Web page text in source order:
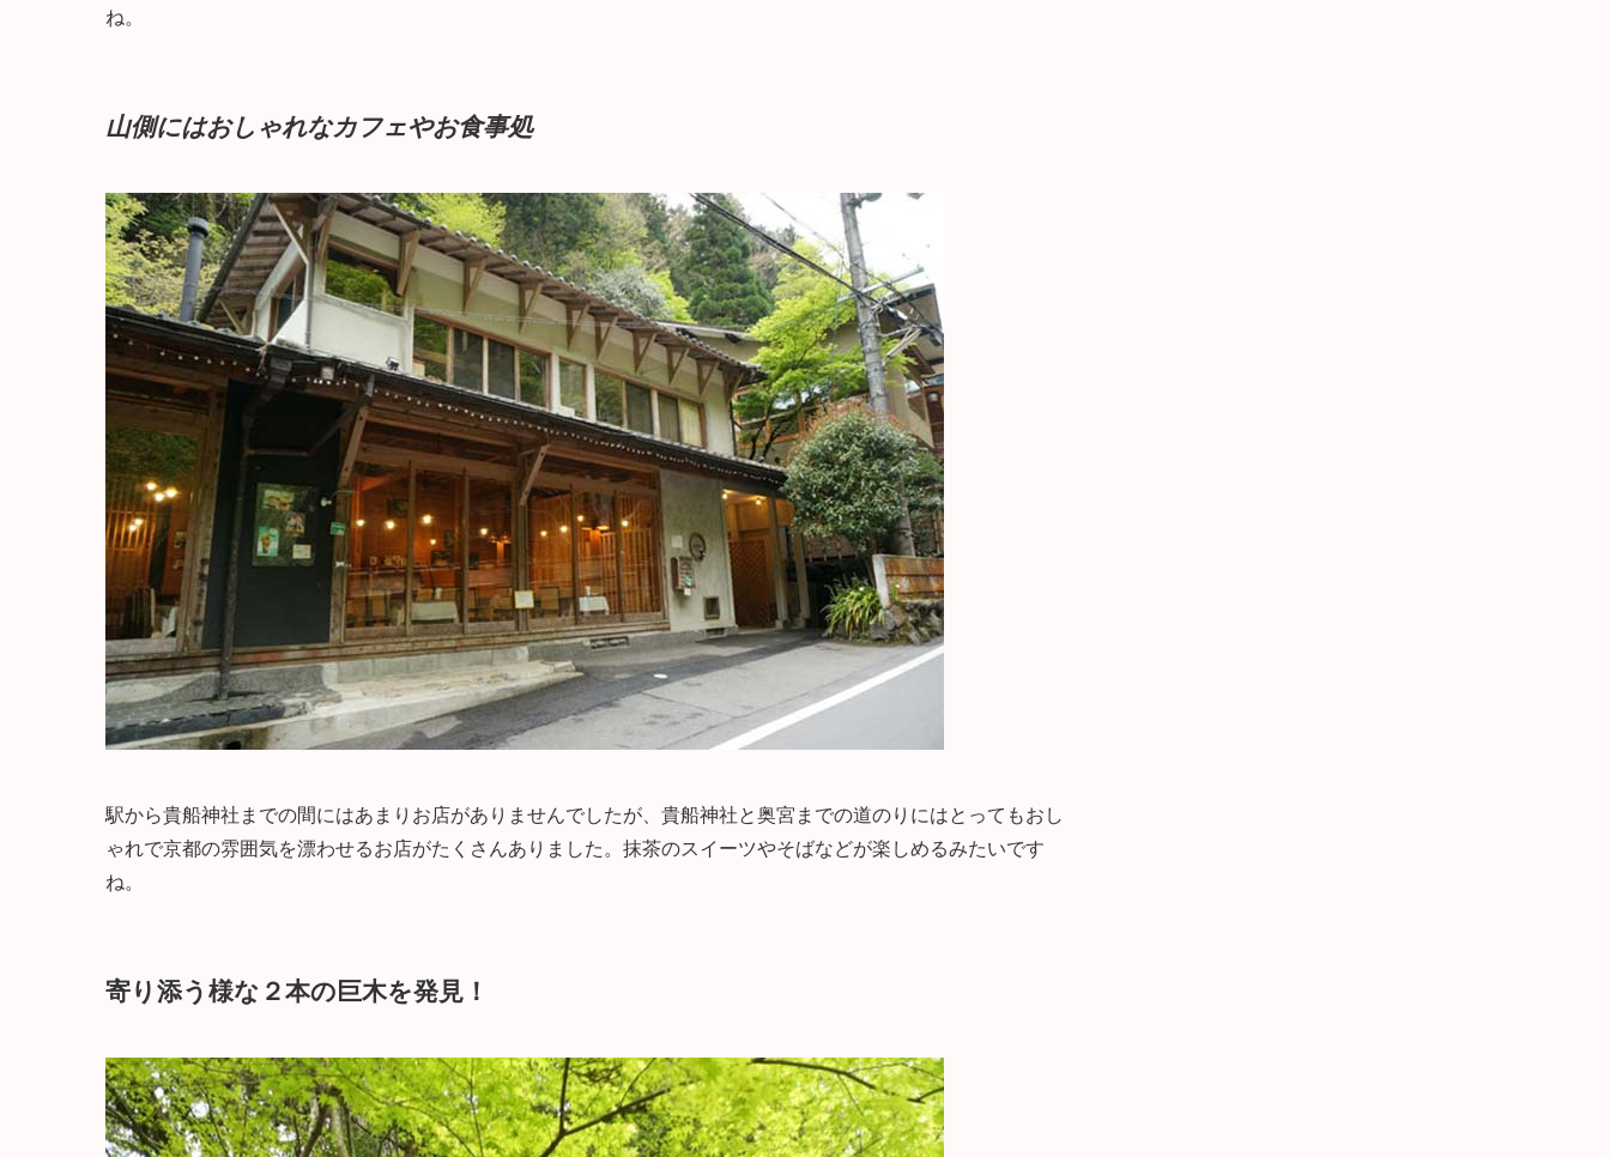
ね。
山側にはおしゃれなカフェやお食事処
駅から貴船神社までの間にはあまりお店がありませんでしたが、貴船神社と奥宮までの道のりにはとってもおし
ゃれで京都の雰囲気を漂わせるお店がたくさんありました。抹茶のスイーツやそばなどが楽しめるみたいです
ね。
寄り添う様な２本の巨木を発見！